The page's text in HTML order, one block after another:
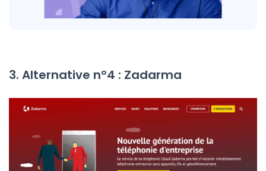
3. Alternative nº4 : Zadarma